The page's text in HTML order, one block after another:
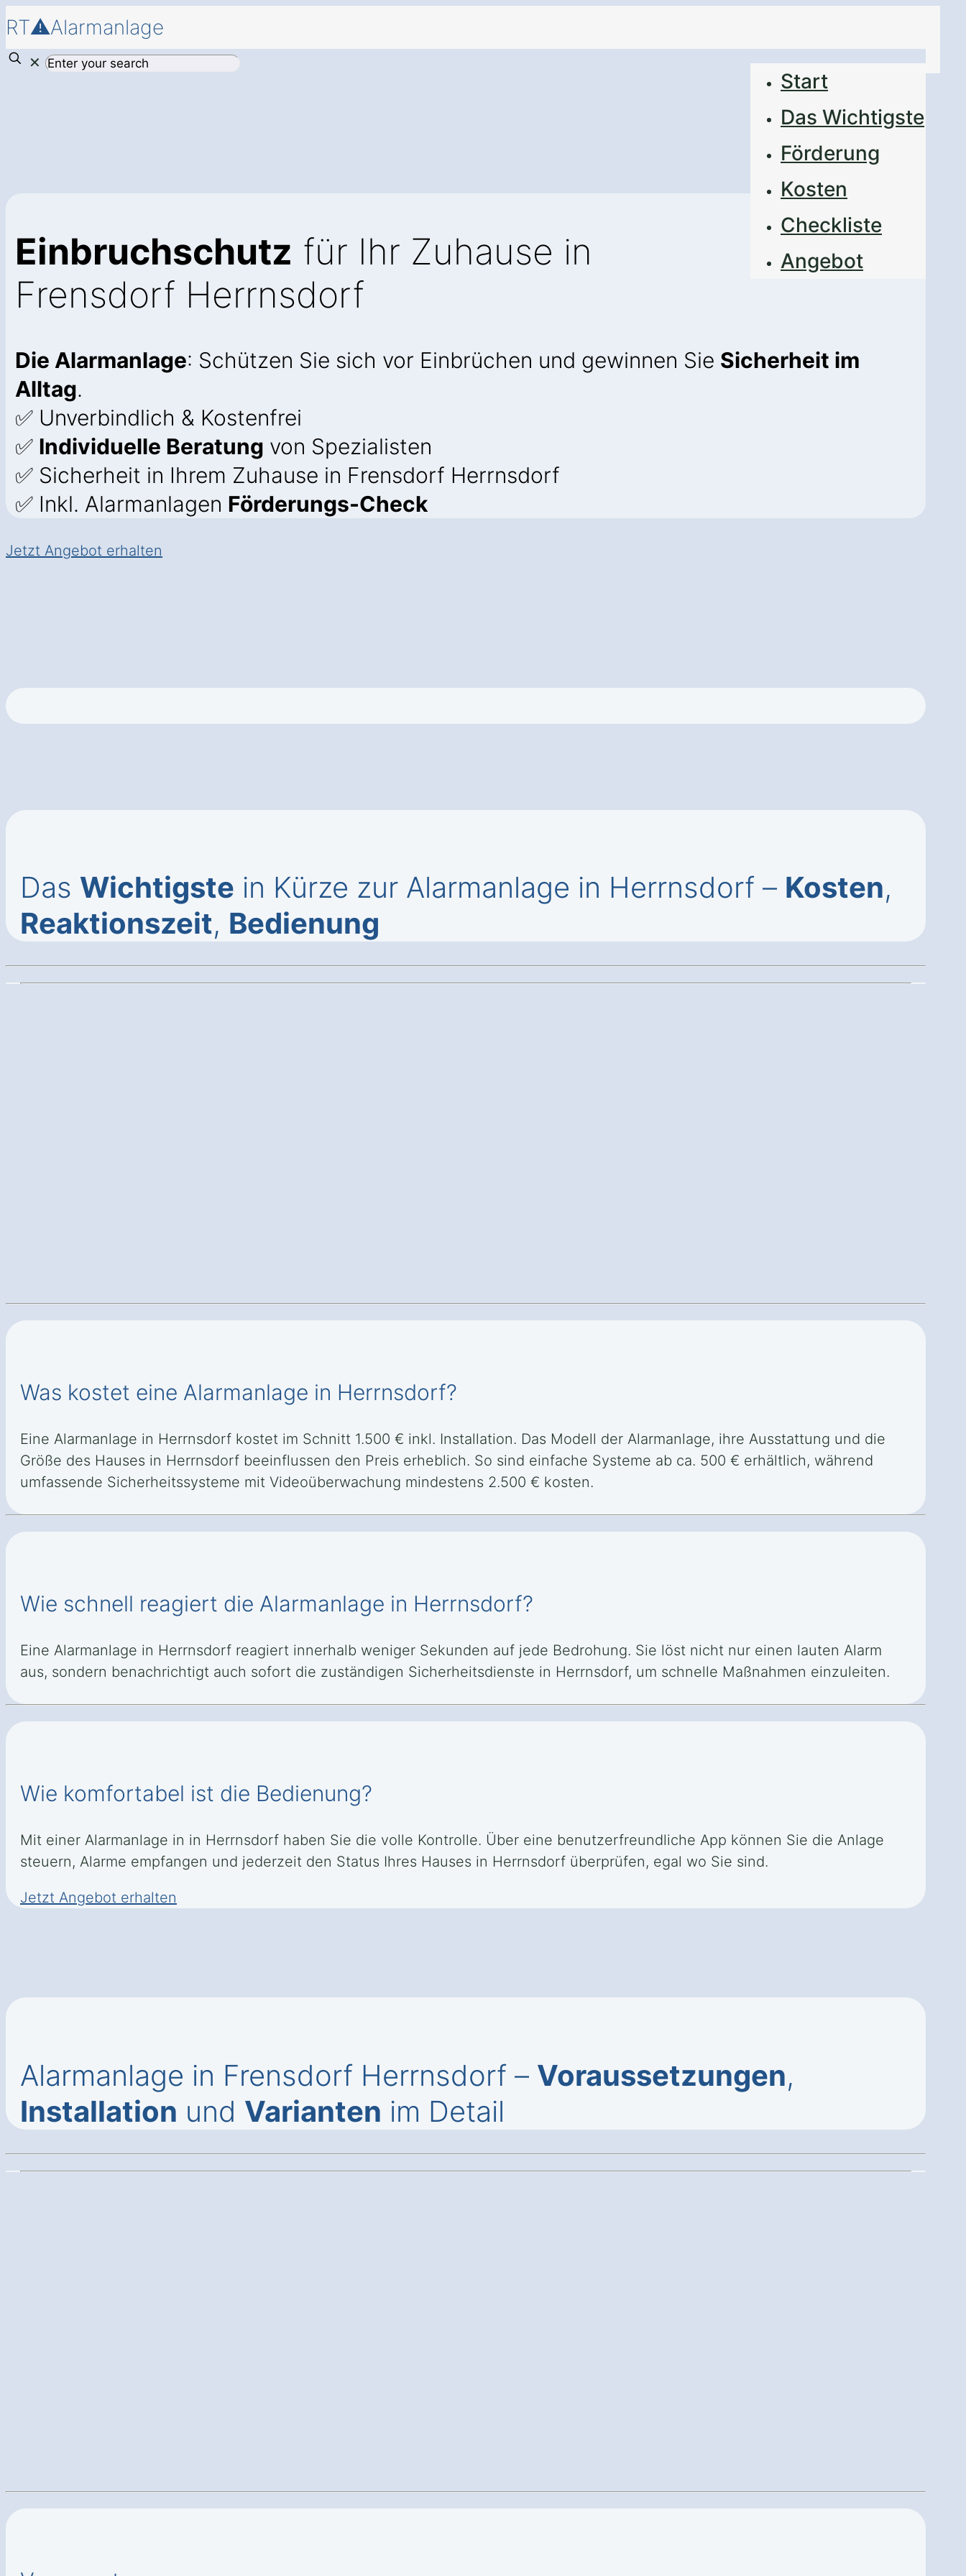
RT⚠️Alarmanlage
Start
Das Wichtigste
Förderung
Kosten
Checkliste
Angebot
✕
Einbruchschutz für Ihr Zuhause in
Frensdorf Herrnsdorf
Die Alarmanlage: Schützen Sie sich vor Einbrüchen und gewinnen Sie Sicherheit im
Alltag.
✅ Unverbindlich & Kostenfrei
✅ Individuelle Beratung von Spezialisten
✅ Sicherheit in Ihrem Zuhause in Frensdorf Herrnsdorf
✅ Inkl. Alarmanlagen Förderungs-Check
Jetzt Angebot erhalten
Das Wichtigste in Kürze zur Alarmanlage in Herrnsdorf – Kosten,
Reaktionszeit, Bedienung
Was kostet eine Alarmanlage in Herrnsdorf?
Eine Alarmanlage in Herrnsdorf kostet im Schnitt 1.500 € inkl. Installation. Das Modell der Alarmanlage, ihre Ausstattung und die
Größe des Hauses in Herrnsdorf beeinflussen den Preis erheblich. So sind einfache Systeme ab ca. 500 € erhältlich, während
umfassende Sicherheitssysteme mit Videoüberwachung mindestens 2.500 € kosten.
Wie schnell reagiert die Alarmanlage in Herrnsdorf?
Eine Alarmanlage in Herrnsdorf reagiert innerhalb weniger Sekunden auf jede Bedrohung. Sie löst nicht nur einen lauten Alarm
aus, sondern benachrichtigt auch sofort die zuständigen Sicherheitsdienste in Herrnsdorf, um schnelle Maßnahmen einzuleiten.
Wie komfortabel ist die Bedienung?
Mit einer Alarmanlage in in Herrnsdorf haben Sie die volle Kontrolle. Über eine benutzerfreundliche App können Sie die Anlage
steuern, Alarme empfangen und jederzeit den Status Ihres Hauses in Herrnsdorf überprüfen, egal wo Sie sind.
Jetzt Angebot erhalten
Alarmanlage in Frensdorf Herrnsdorf – Voraussetzungen,
Installation und Varianten im Detail